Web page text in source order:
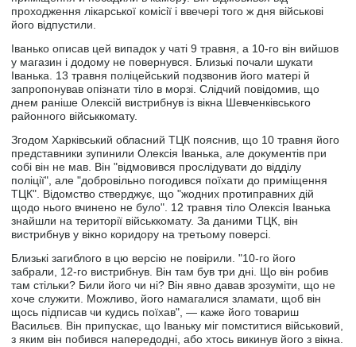
проходження лікарської комісії і ввечері того ж дня військові
його відпустили.
Іванько описав цей випадок у чаті 9 травня, а 10-го він вийшов
у магазин і додому не повернувся. Близькі почали шукати
Іванька. 13 травня поліцейський подзвонив його матері й
запропонував опізнати тіло в морзі. Слідчий повідомив, що
днем раніше Олексій вистрибнув із вікна Шевченківського
районного військкомату.
Згодом Харківський обласний ТЦК пояснив, що 10 травня його
представники зупинили Олексія Іванька, але документів при
собі він не мав. Він "відмовився прослідувати до відділу
поліції", але "добровільно погодився поїхати до приміщення
ТЦК". Відомство стверджує, що "жодних протиправних дій
щодо нього вчинено не було". 12 травня тіло Олексія Іванька
знайшли на території військкомату. За даними ТЦК, він
вистрибнув у вікно коридору на третьому поверсі.
Близькі загиблого в цю версію не повірили. "10-го його
забрали, 12-го вистрибнув. Він там був три дні. Що він робив
там стільки? Били його чи ні? Він явно давав зрозуміти, що не
хоче служити. Можливо, його намагалися зламати, щоб він
щось підписав чи кудись поїхав", — каже його товариш
Васильєв. Він припускає, що Іваньку міг помститися військовий,
з яким він побився напередодні, або хтось викинув його з вікна.